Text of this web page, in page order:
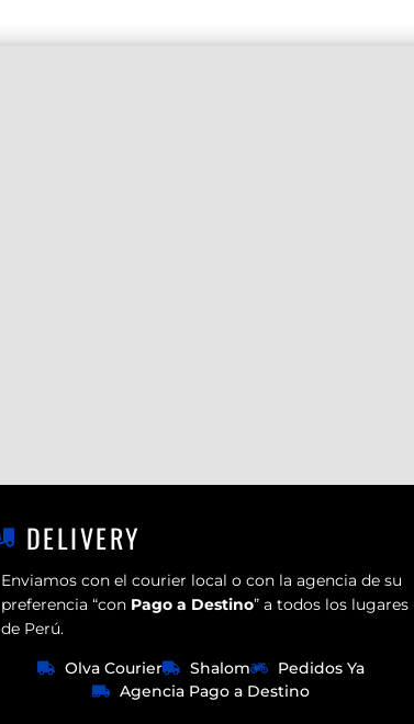
DELIVERY
Enviamos con el courier local o con la agencia de su
preferencia “con Pago a Destino” a todos los lugares
de Perú.
Olva Courier
Shalom
Pedidos Ya
Agencia Pago a Destino